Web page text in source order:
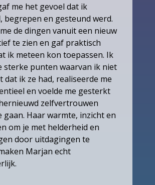
me het gevoel dat ik
begrepen en gesteund werd.
de dingen vanuit een nieuw
te zien en gaf praktisch
ik meteen kon toepassen. Ik
sterke punten waarvan ik niet
dat ik ze had, realiseerde me
en voelde me gesterkt
zelfvertrouwen
gaan. Haar warmte, inzicht en
om je met helderheid en
door uitdagingen te
Marjan echt